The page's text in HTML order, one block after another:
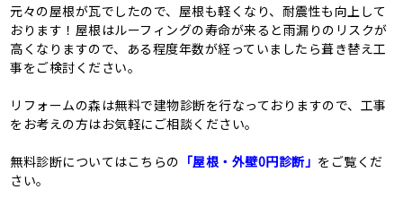
元々の屋根が瓦でしたので、屋根も軽くなり、耐震性も向上して
おります！屋根はルーフィングの寿命が来ると雨漏りのリスクが
高くなりますので、ある程度年数が経っていましたら葺き替え工
事をご検討ください。
リフォームの森は無料で建物診断を行なっておりますので、工事
をお考えの方はお気軽にご相談ください。
無料診断についてはこちらの 「屋根・外壁0円診断」 をご覧くだ
さい。